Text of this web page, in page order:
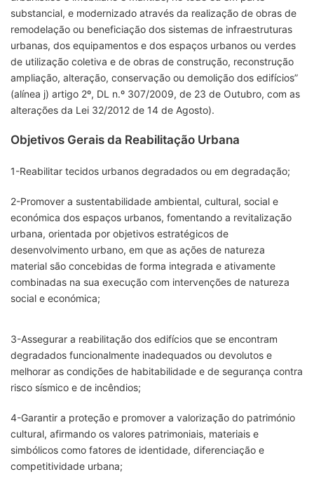
substancial, e modernizado através da realização de obras de
remodelação ou beneficiação dos sistemas de infraestruturas
urbanas, dos equipamentos e dos espaços urbanos ou verdes
de utilização coletiva e de obras de construção, reconstrução
ampliação, alteração, conservação ou demolição dos edifícios”
(alínea j) artigo 2º, DL n.º 307/2009, de 23 de Outubro, com as
alterações da Lei 32/2012 de 14 de Agosto).
Objetivos Gerais da Reabilitação Urbana
1-Reabilitar tecidos urbanos degradados ou em degradação;
2-Promover a sustentabilidade ambiental, cultural, social e
económica dos espaços urbanos, fomentando a revitalização
urbana, orientada por objetivos estratégicos de
desenvolvimento urbano, em que as ações de natureza
material são concebidas de forma integrada e ativamente
combinadas na sua execução com intervenções de natureza
social e económica;
3-Assegurar a reabilitação dos edifícios que se encontram
degradados funcionalmente inadequados ou devolutos e
melhorar as condições de habitabilidade e de segurança contra
risco sísmico e de incêndios;
4-Garantir a proteção e promover a valorização do património
cultural, afirmando os valores patrimoniais, materiais e
simbólicos como fatores de identidade, diferenciação e
competitividade urbana;